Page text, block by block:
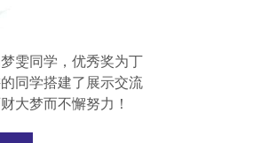
雯同学，优秀奖为丁
同学搭建了展示交流
大梦而不懈努力！